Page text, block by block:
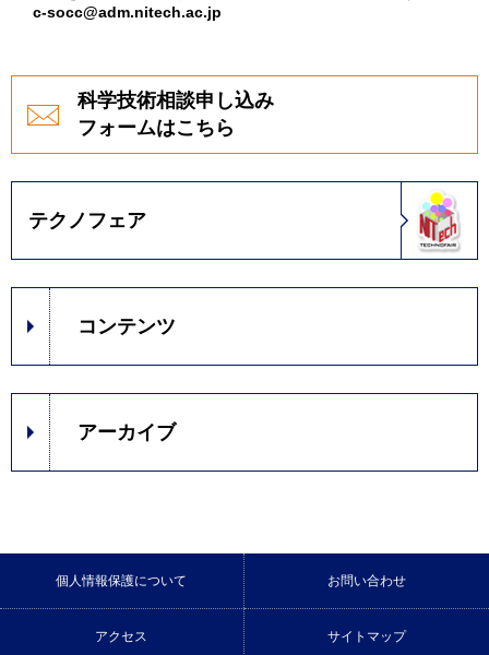
c-socc@adm.nitech.ac.jp
科学技術相談申し込み
フォームはこちら
テクノフェア
コンテンツ
アーカイブ
個人情報保護について お問い合わせ
アクセス サイトマップ